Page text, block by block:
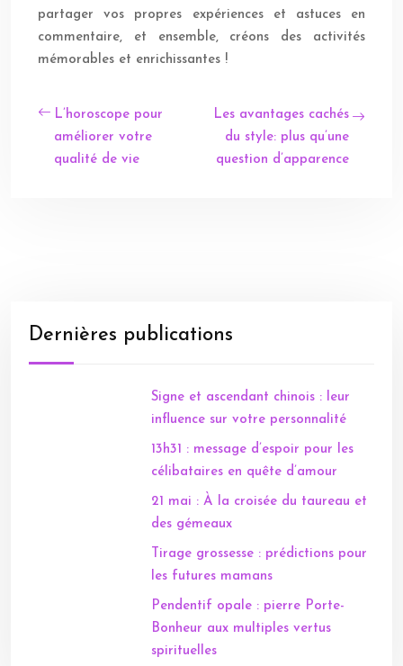
partager vos propres expériences et astuces en
commentaire, et ensemble, créons des activités
mémorables et enrichissantes !
L’horoscope pour
améliorer votre
qualité de vie
Les avantages cachés
du style: plus qu’une
question d’apparence
Dernières publications
Signe et ascendant chinois : leur
influence sur votre personnalité
13h31 : message d’espoir pour les
célibataires en quête d’amour
21 mai : À la croisée du taureau et
des gémeaux
Tirage grossesse : prédictions pour
les futures mamans
Pendentif opale : pierre Porte-
Bonheur aux multiples vertus
spirituelles